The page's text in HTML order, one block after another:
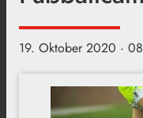
19. Oktober 2020 ·